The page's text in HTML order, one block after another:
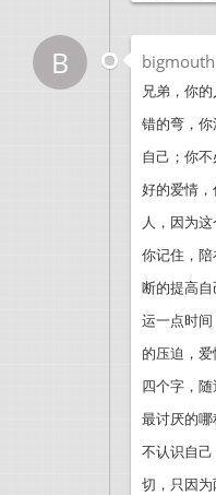
B bigmouth
兄弟，你
错的弯，
自己；你
好的爱情
人，因为
你记住，
断的提高
运一点时
的压迫，
四个字，
最讨厌的
不认识自
切，只因为